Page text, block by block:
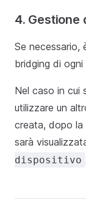
4. Gestione
Se necessario,
bridging di
Nel caso in cui
utilizzare un
creata, dopo la
sarà
dispositivo